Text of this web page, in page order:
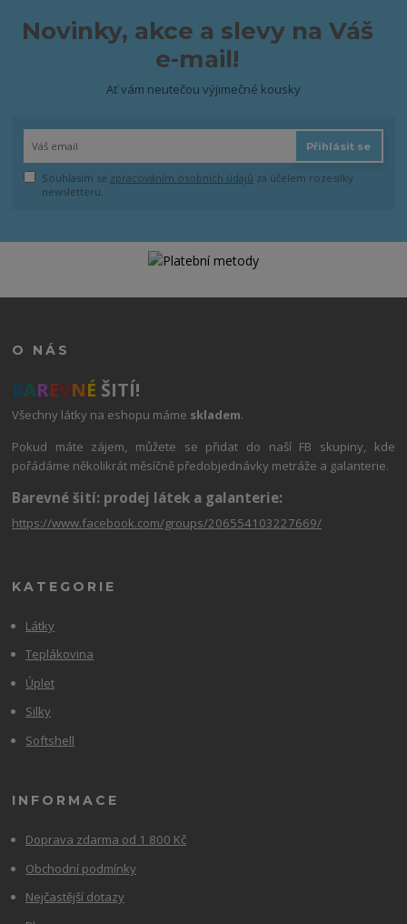
Novinky, akce a slevy na Váš
e-mail!
Ať vám neutečou výjimečné kousky
Přihlásit se
Souhlasím se zpracováním osobních údajů za účelem rozesílky
newsletteru.
O NÁS
BAREVNÉ ŠITÍ!
Všechny látky na eshopu máme skladem.
Pokud máte zájem, můžete se přidat do naší FB skupiny, kde
pořádáme několikrát měsíčně předobjednávky metráže a galanterie.
Barevné šití: prodej látek a galanterie:
https://www.facebook.com/groups/206554103227669/
KATEGORIE
Látky
Teplákovina
Úplet
Silky
Softshell
INFORMACE
Doprava zdarma od 1 800 Kč
Obchodní podmínky
Nejčastější dotazy